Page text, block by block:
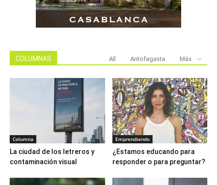
COLUMNAS All Antofagasta Más
Columna
La ciudad de los letreros y
contaminación visual
Emprendiendo
¿Estamos educando para
responder o para preguntar?